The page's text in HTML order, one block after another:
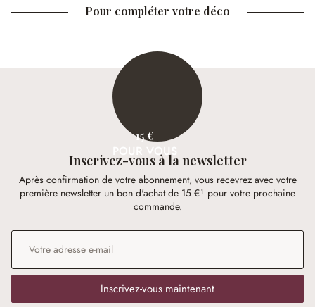
Pour compléter votre déco
15 €
POUR VOUS
Inscrivez-vous à la newsletter
Après confirmation de votre abonnement, vous recevrez avec votre
première newsletter un bon d'achat de 15 €¹ pour votre prochaine
commande.
Adresse e-mail
Inscrivez-vous maintenant